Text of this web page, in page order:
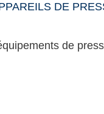
DE
de